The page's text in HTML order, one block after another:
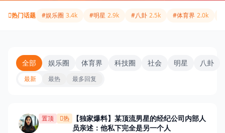
热门话题 #娱乐圈 3.4k #明星 2.9k #八卦 2.5k #体育界 2.0k
全部 娱乐圈 体育界 科技圈 社会 明星 八卦
最新 最热 最多回复
置顶 热
【独家爆料】某顶流男星的经纪公司内部人
员亲述：他私下完全是另一个人